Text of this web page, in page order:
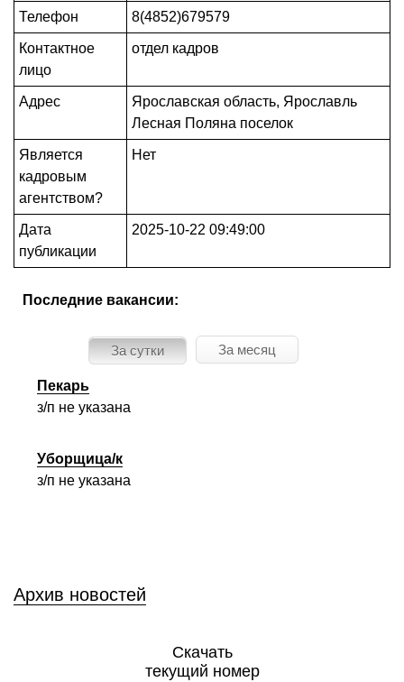
Телефон 8(4852)679579
Контактное
лицо
отдел кадров
Адрес
Ярославская область, Ярославль
Лесная Поляна поселок
Является
кадровым
агентством?
Нет
Дата
публикации
2025-10-22 09:49:00
Последние вакансии:
За сутки За месяц
Пекарь
з/п не указана
Уборщица/к
з/п не указана
Архив новостей
Скачать
текущий номер